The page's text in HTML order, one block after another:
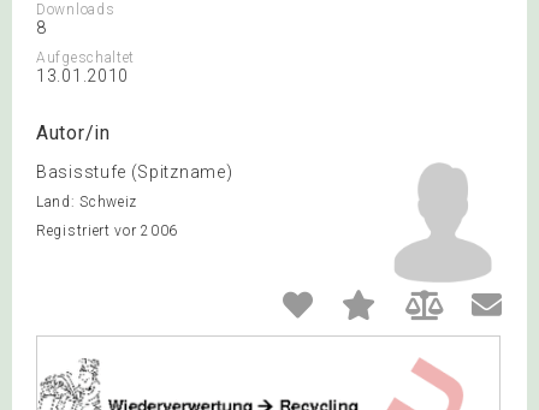
Downloads
8
Aufgeschaltet
13.01.2010
Autor/in
Basisstufe (Spitzname)
Land: Schweiz
Registriert vor 2006